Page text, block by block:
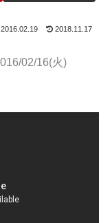
2016.02.19 2018.11.17
02/16(火)